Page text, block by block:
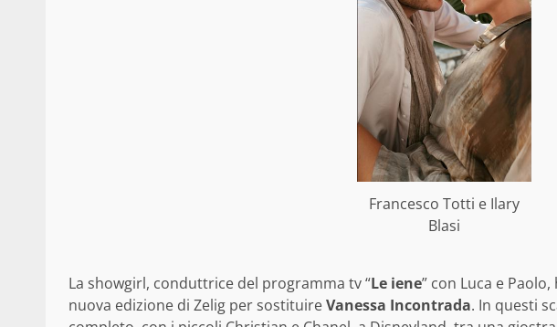
Francesco Totti e Ilary
Blasi
La showgirl, conduttrice del programma tv “Le iene” con Luca e
nuova edizione di Zelig per sostituireVanessa Incontrada. In questi